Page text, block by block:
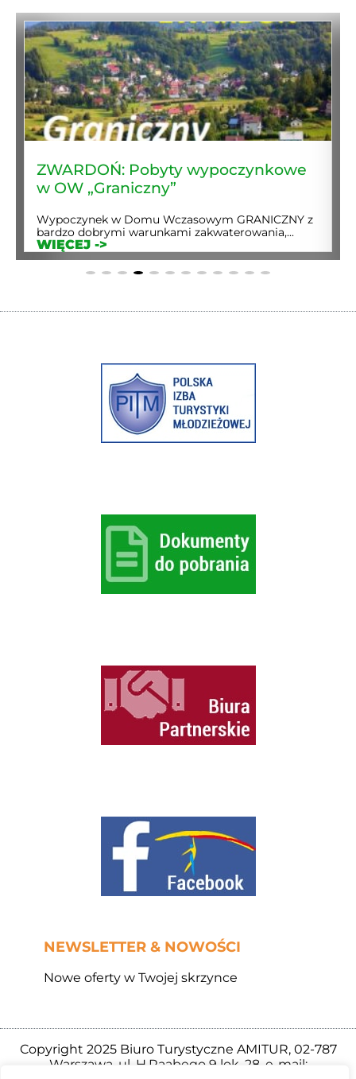
ZWARDOŃ: Pobyty wypoczynkowe
w OW „Graniczny”
Wypoczynek w Domu Wczasowym GRANICZNY z
bardzo dobrymi warunkami zakwaterowania,...
WIĘCEJ ->
NEWSLETTER & NOWOŚCI
Nowe oferty w Twojej skrzynce
Copyright 2025 Biuro Turystyczne AMITUR, 02-787
Warszawa, ul. H.Raabego 9 lok. 28, e-mail: